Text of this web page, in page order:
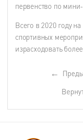
первенство по мини-
Всего в 2020 году
спортивных
израсходовать
←